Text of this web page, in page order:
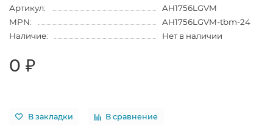
Артикул:
AH1756LGVM
MPN:
AH1756LGVM-tbm-24
Наличие:
Нет в наличии
0 ₽
В закладки В сравнение